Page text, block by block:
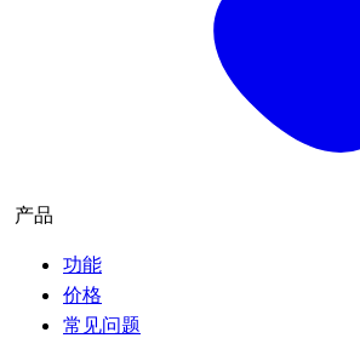
产品
功能
价格
常见问题